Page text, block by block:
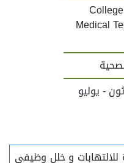
Medical
- يوليو
و خلل وظيفي